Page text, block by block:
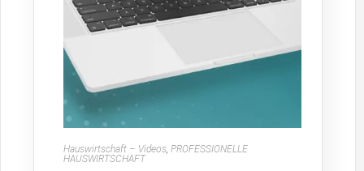
Hauswirtschaft – Videos,PROFESSIONELLE
HAUSWIRTSCHAFT